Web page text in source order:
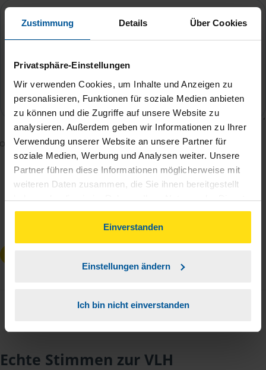
Zustimmung Details Über Cookies
Privatsphäre-Einstellungen
Wir verwenden Cookies, um Inhalte und Anzeigen zu
personalisieren, Funktionen für soziale Medien anbieten
zu können und die Zugriffe auf unsere Website zu
analysieren. Außerdem geben wir Informationen zu Ihrer
Verwendung unserer Website an unsere Partner für
soziale Medien, Werbung und Analysen weiter. Unsere
Partner führen diese Informationen möglicherweise mit
weiteren Daten zusammen, die Sie ihnen bereitgestellt
haben oder die sie im Rahmen Ihrer Nutzung der Dienste
gesammelt haben. Indem Sie auf Einverstanden klicken,
können Sie der Verwendung von Cookies, gemäß
unserer➔ Datenschutzrichtliniezustimmen.
Einverstanden
Einstellungen ändern
Ich bin nicht einverstanden
Mit dem Absenden des Kontaktformulars erkläre ich
mich damit einverstanden, dass meine Daten zur
Bearbeitung meines Anliegens sowie zur internen
Analyse der Zugriffsquelle verwendet werden.
DieDatenschutzbestimmungenhabe ich zur
Kenntnis genommen.*
Echte Stimmen zur VLH